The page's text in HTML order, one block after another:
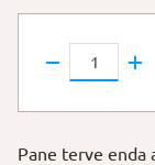
Puidust
"Oimusagar"
Pane terve enda